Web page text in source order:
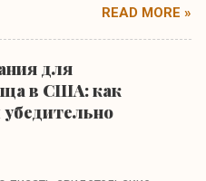
Если на интервью по
иммиграционный офицер
мошенничества, то
в гражданстве, но и
и начнут процесс
READ MORE »
для
в США: как